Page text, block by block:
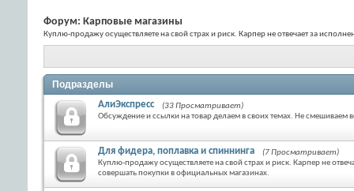
Форум: Карповые магазины
Куплю-продажу осуществляете на свой страх и риск. Карпер не отвечает за
Подразделы
АлиЭкспресс
(33 Просматривает)
Обсуждение и ссылки на товар делаем в своих темах. Не смешиваем
Для фидера, поплавка и спиннинга
(7 Просматривает)
Куплю-продажу осуществляете на свой страх и риск. Карпер не
совершать покупки в официальных магазинах.